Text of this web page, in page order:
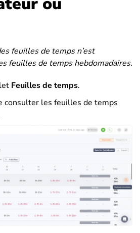
feuilles de temps n’est
feuilles de temps hebdomadaires.
Feuilles de temps.
consulter les feuilles de temps